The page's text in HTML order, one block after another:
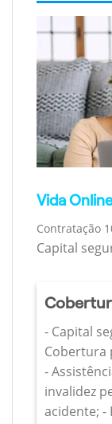
Vida
Contratação
Capital
- Capital
Cobertura
-
invalidez
acidente; -